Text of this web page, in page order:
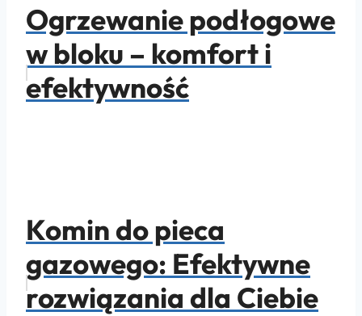
Ogrzewanie podłogowe
w bloku – komfort i
efektywność
Komin do pieca
gazowego: Efektywne
rozwiązania dla Ciebie